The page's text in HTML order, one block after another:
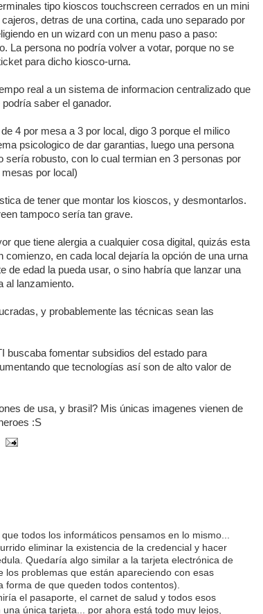
tipo kioscos touchscreen cerrados en un mini
detras de una cortina, cada uno separado por
en un wizard con un menu paso a paso:
La persona no podría volver a votar, porque no se
para dicho kiosco-urna.
real a un sistema de informacion centralizado que
saber el ganador.
4 por mesa a 3 por local, digo 3 porque el milico
psicologico de dar garantias, luego una persona
sería robusto, con lo cual termian en 3 personas por
por local)
de tener que montar los kioscos, y desmontarlos.
tampoco sería tan grave.
que tiene alergia a cualquier cosa digital, quizás esta
comienzo, en cada local dejaría la opción de una urna
de edad la pueda usar, o sino habría que lanzar una
al lanzamiento.
y probablemente las técnicas sean las
buscaba fomentar subsidios del estado para
que tecnologías así son de alto valor de
de usa, y brasil? Mis únicas imagenes vienen de
:S
todos los informáticos pensamos en lo mismo...
eliminar la existencia de la credencial y hacer
Quedaría algo similar a la tarjeta electrónica de
los problemas que están apareciendo con esas
forma de que queden todos contentos).
el pasaporte, el carnet de salud y todos esos
única tarjeta... por ahora está todo muy lejos,